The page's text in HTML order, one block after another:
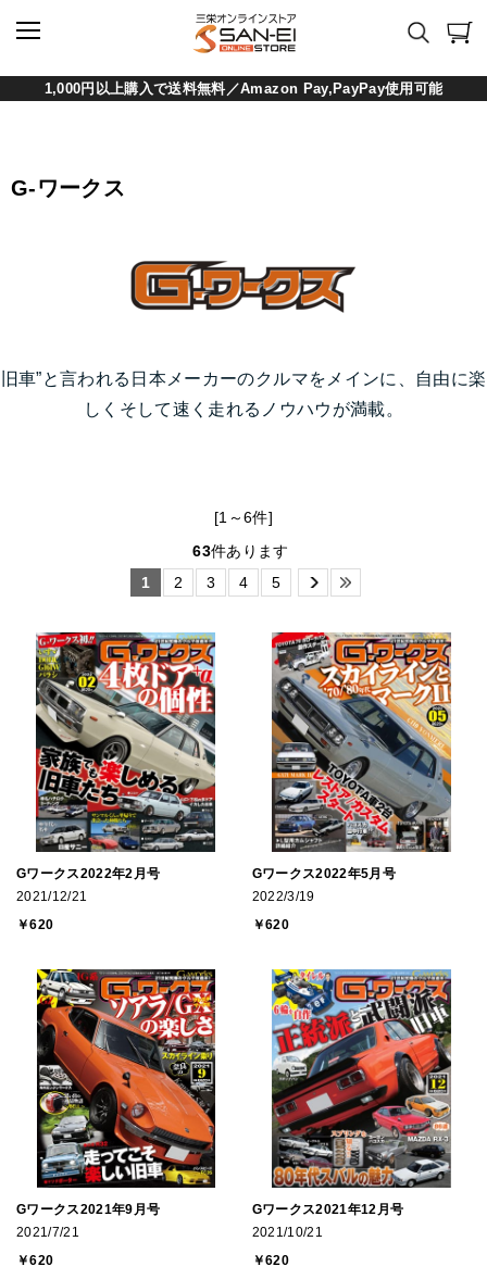
1,000円以上購入で送料無料／Amazon Pay,PayPay使用可能
G-ワークス
旧車”と言われる日本メーカーのクルマをメインに、自由に楽
しくそして速く走れるノウハウが満載。
[1～6件]
63件あります
1
2 3 4 5
Gワークス2022年2月号
2021/12/21
￥620
Gワークス2022年5月号
2022/3/19
￥620
Gワークス2021年9月号
2021/7/21
￥620
Gワークス2021年12月号
2021/10/21
￥620